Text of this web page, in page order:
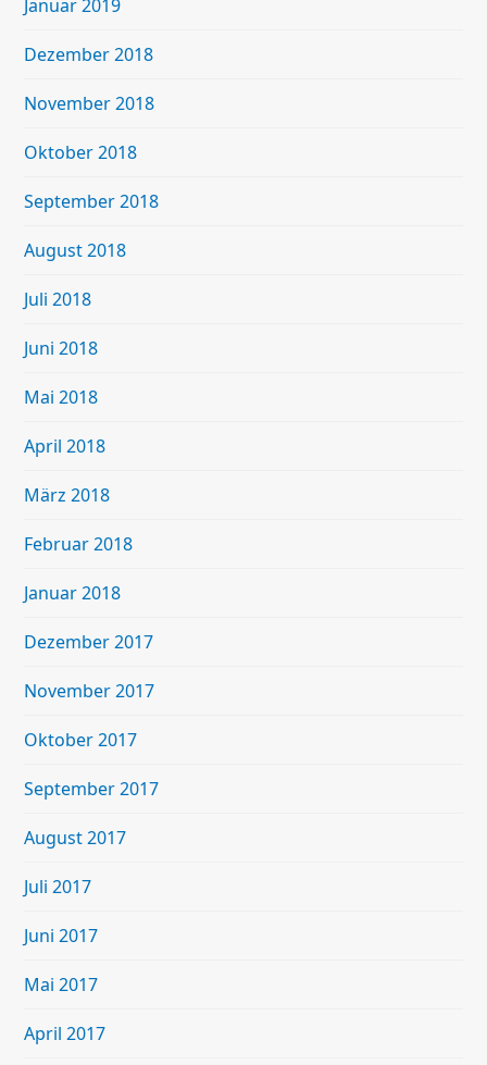
Januar 2019
Dezember 2018
November 2018
Oktober 2018
September 2018
August 2018
Juli 2018
Juni 2018
Mai 2018
April 2018
März 2018
Februar 2018
Januar 2018
Dezember 2017
November 2017
Oktober 2017
September 2017
August 2017
Juli 2017
Juni 2017
Mai 2017
April 2017